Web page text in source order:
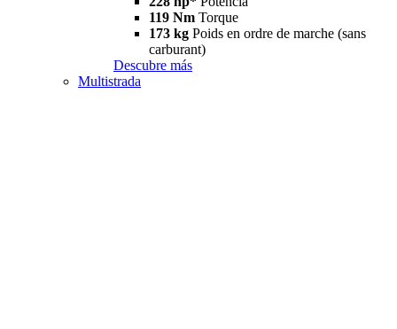
119 Nm Torque
173 kg Poids en ordre de marche (sans
carburant)
Descubre más
Multistrada